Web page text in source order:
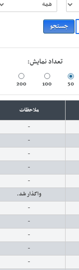
تعداد نمایش:
50
100
200
ملاحظات
-
-
-
-
-
واگذار شد.
-
-
-
-
-